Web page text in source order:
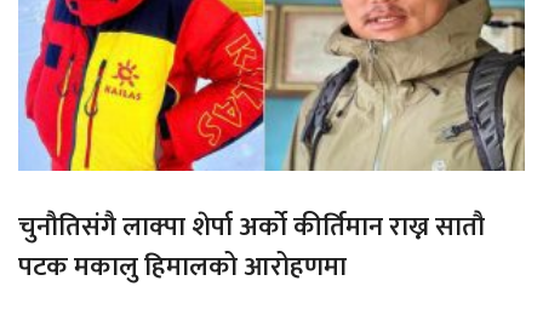
चुनौतिसंगै लाक्पा शेर्पा अर्को कीर्तिमान राख्न सातौ
पटक मकालु हिमालको आरोहणमा